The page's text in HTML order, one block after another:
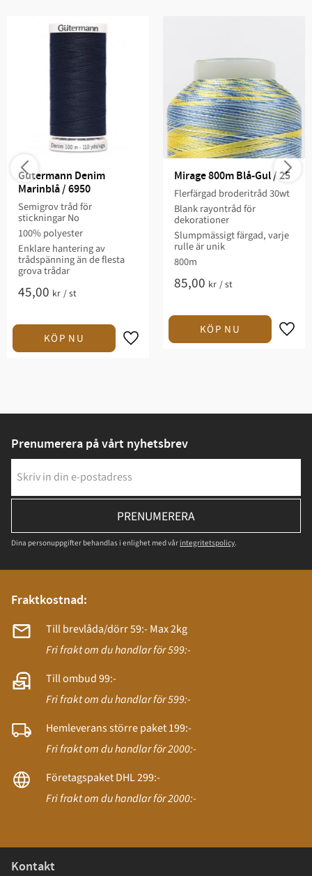
Gutermann Denim
Marinblå / 6950
Semigrov tråd för
stickningar No
100% polyester
Enklare hantering av
trådspänning än de flesta
grova trådar
45,00 kr /st
Mirage 800m Blå-Gul / 25
Flerfärgad broderitråd 30wt
Blank rayontråd för
dekorationer
Slumpmässigt färgad, varje
rulle är unik
800m
85,00 kr /st
Prenumerera på vårt nyhetsbrev
PRENUMERERA
Dina personuppgifter behandlas i enlighet med vår integritetspolicy.
Fraktkostnad:
Till brevlåda/dörr 59:- Max 2kg
Fri frakt om du handlar för 599:-
Till ombud 99:-
Fri frakt om du handlar för 599:-
Hemleverans större paket 199:-
Fri frakt om du handlar för 2000:-
Företagspaket DHL 299:-
Fri frakt om du handlar för 2000:-
Kontakt